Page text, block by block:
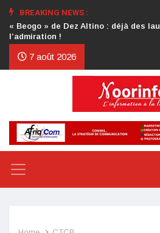
BREAKING NEWS :
Crise au CDP : l’authentification de
d’honneur toujours attendue
7 août 2026